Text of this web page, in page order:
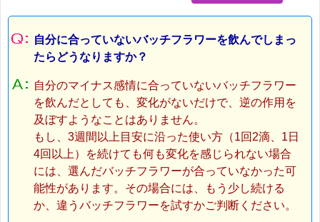
自分に合っていないバッチフラワーを飲んでしまっ
たらどうなりますか？
自分のマイナス感情に合っていないバッチフラワー
を飲んだとしても、変化がないだけで、逆の作用を
及ぼすようなことはありません。
もし、3週間以上目安に沿った使い方（1回2滴、1日
4回以上）を続けても何も変化を感じられない場合
には、選んだバッチフラワーが合っていなかった可
能性があります。その場合には、もう少し続ける
か、違うバッチフラワーを試すかご判断ください。